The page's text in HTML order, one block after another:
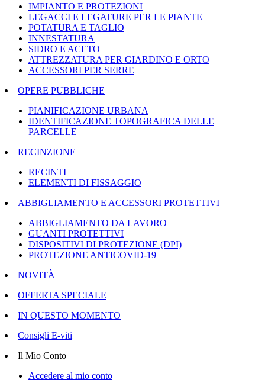
IMPIANTO E PROTEZIONI
LEGACCI E LEGATURE PER LE PIANTE
POTATURA E TAGLIO
INNESTATURA
SIDRO E ACETO
ATTREZZATURA PER GIARDINO E ORTO
ACCESSORI PER SERRE
OPERE PUBBLICHE
PIANIFICAZIONE URBANA
IDENTIFICAZIONE TOPOGRAFICA DELLE
PARCELLE
RECINZIONE
RECINTI
ELEMENTI DI FISSAGGIO
ABBIGLIAMENTO E ACCESSORI PROTETTIVI
ABBIGLIAMENTO DA LAVORO
GUANTI PROTETTIVI
DISPOSITIVI DI PROTEZIONE (DPI)
PROTEZIONE ANTICOVID-19
NOVITÀ
OFFERTA SPECIALE
IN QUESTO MOMENTO
Consigli E-viti
Il Mio Conto
Accedere al mio conto